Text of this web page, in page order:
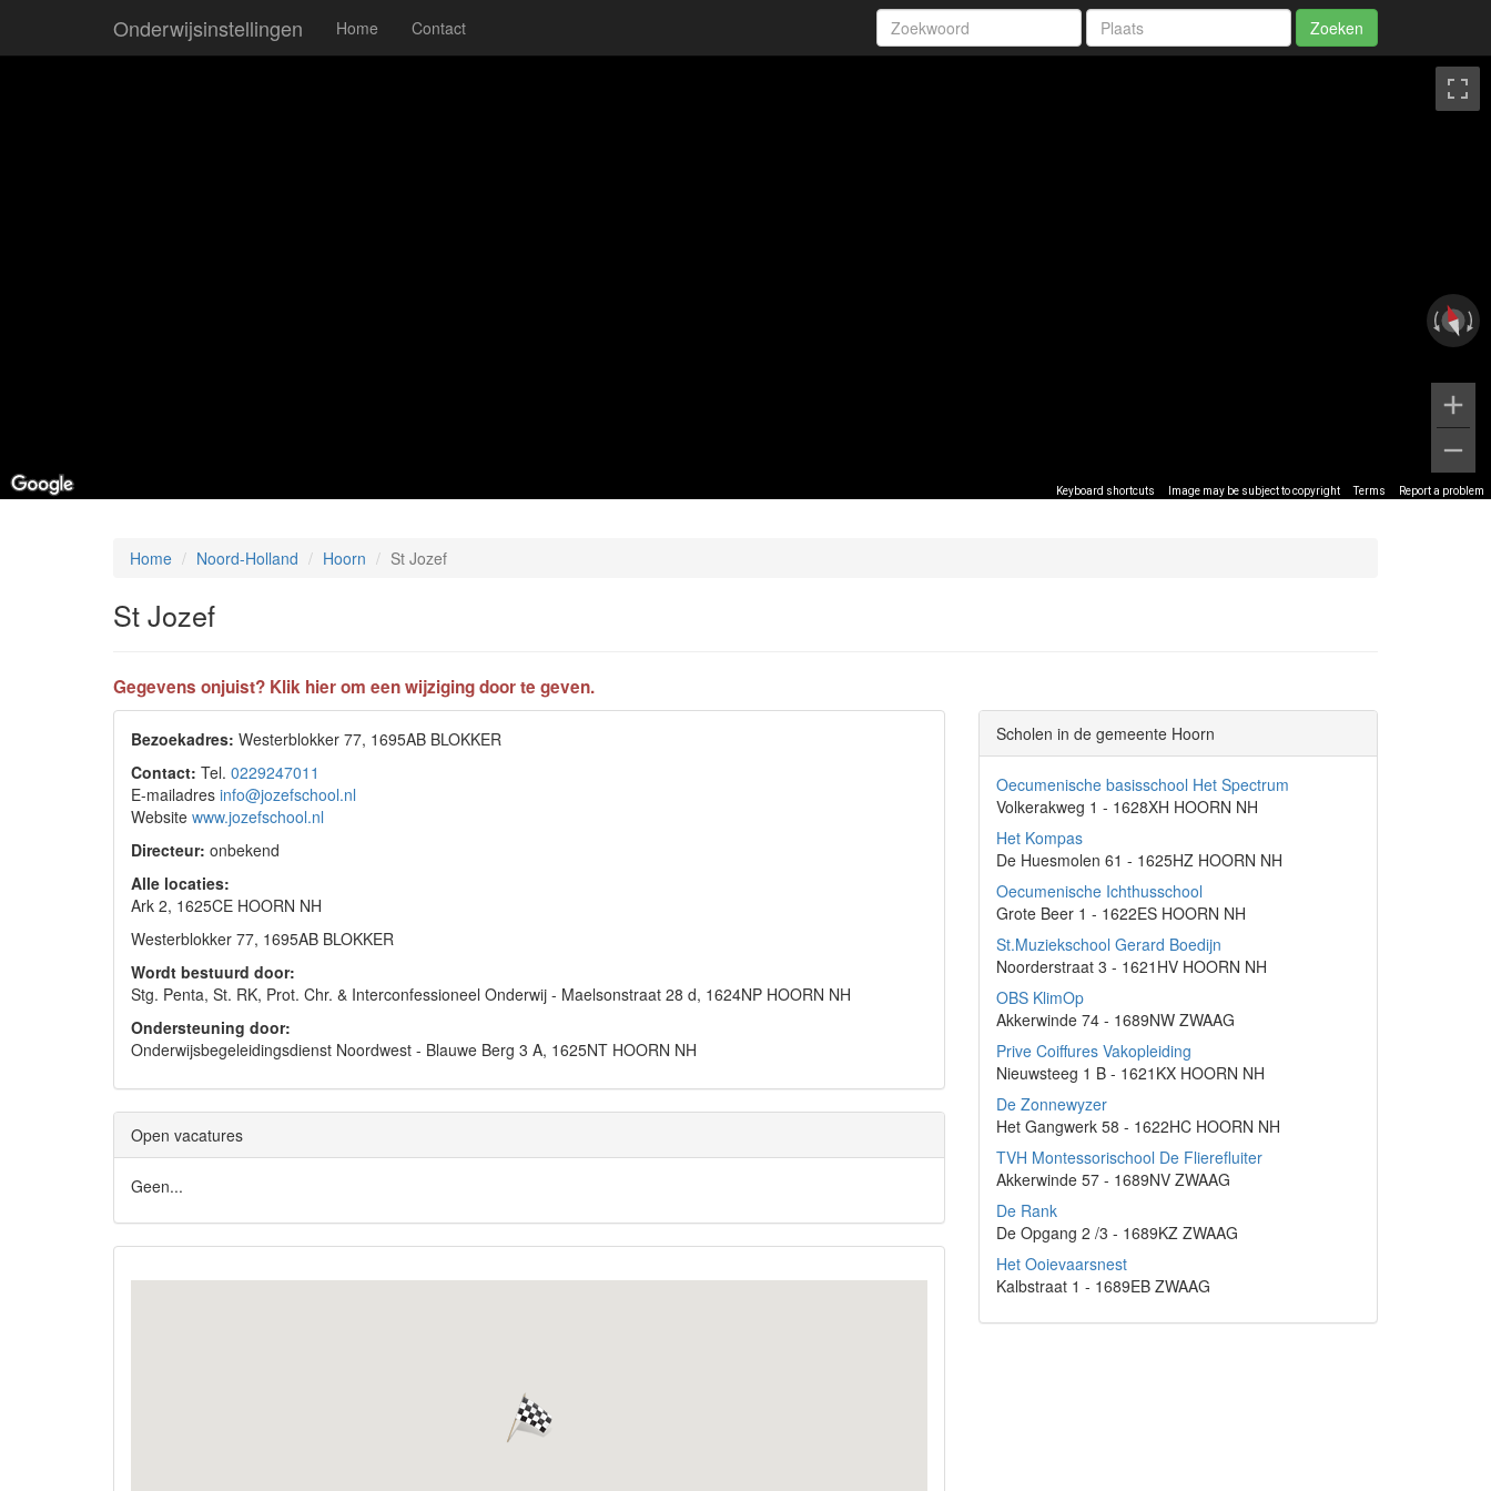
Onderwijsinstellingen Home Contact Zoeken
Keyboard shortcuts Image may be subject to copyright Terms Report a problem
Home Noord-Holland Hoorn St Jozef
St Jozef
Gegevens onjuist? Klik hier om een wijziging door te geven.
Bezoekadres: Westerblokker 77, 1695AB BLOKKER
Contact: Tel. 0229247011
E-mailadres info@jozefschool.nl
Website www.jozefschool.nl
Directeur: onbekend
Alle locaties:
Ark 2, 1625CE HOORN NH
Westerblokker 77, 1695AB BLOKKER
Wordt bestuurd door:
Stg. Penta, St. RK, Prot. Chr. & Interconfessioneel Onderwij - Maelsonstraat 28 d, 1624NP HOORN NH
Ondersteuning door:
Onderwijsbegeleidingsdienst Noordwest - Blauwe Berg 3 A, 1625NT HOORN NH
Open vacatures
Geen...
Scholen in de gemeente Hoorn
Oecumenische basisschool Het Spectrum
Volkerakweg 1 - 1628XH HOORN NH
Het Kompas
De Huesmolen 61 - 1625HZ HOORN NH
Oecumenische Ichthusschool
Grote Beer 1 - 1622ES HOORN NH
St.Muziekschool Gerard Boedijn
Noorderstraat 3 - 1621HV HOORN NH
OBS KlimOp
Akkerwinde 74 - 1689NW ZWAAG
Prive Coiffures Vakopleiding
Nieuwsteeg 1 B - 1621KX HOORN NH
De Zonnewyzer
Het Gangwerk 58 - 1622HC HOORN NH
TVH Montessorischool De Flierefluiter
Akkerwinde 57 - 1689NV ZWAAG
De Rank
De Opgang 2 /3 - 1689KZ ZWAAG
Het Ooievaarsnest
Kalbstraat 1 - 1689EB ZWAAG